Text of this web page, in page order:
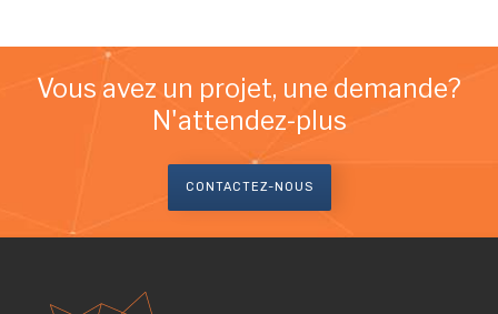
Vous avez un projet, une demande?
N'attendez-plus
CONTACTEZ-NOUS